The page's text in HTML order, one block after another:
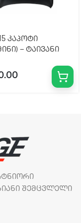
კაპოტი
– ტაივანი
შემცვლელი